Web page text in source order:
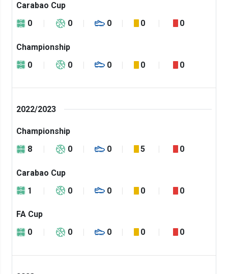
Carabao Cup
0
0 0 0 0
Championship
0
0 0 0 0
2022/2023
Championship
8
0 0 5 0
Carabao Cup
1
0 0 0 0
FA Cup
0
0 0 0 0